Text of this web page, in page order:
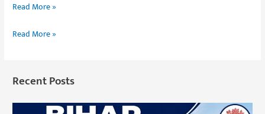
Read More »
Read More »
Recent Posts